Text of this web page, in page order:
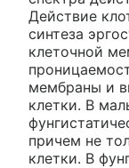
Действие
синтеза
клеточной
мембраны и
клетки. В
причем не
клетки. В